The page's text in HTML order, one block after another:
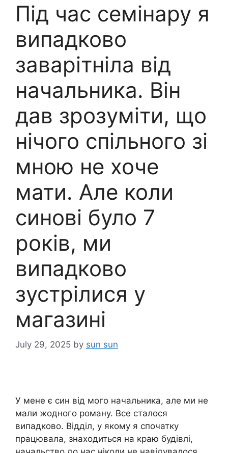
Під час семінару я
випадково
заварітніла від
начальника. Він
дав зрозуміти, що
нічого спільного зі
мною не хоче
мати. Але коли
синові було 7
років, ми
випадково
зустрілися у
магазині
July 29, 2025 by sun sun
У мене є син від мого начальника, але ми не
мали жодного роману. Все сталося
випадково. Відділ, у якому я спочатку
працювала, знаходиться на краю будівлі,